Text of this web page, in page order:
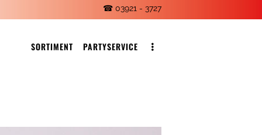
☎ 03921 - 3727
SORTIMENT PARTYSERVICE